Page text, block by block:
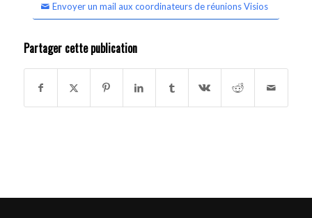
Envoyer un mail aux coordinateurs de réunions Visios
Partager cette publication